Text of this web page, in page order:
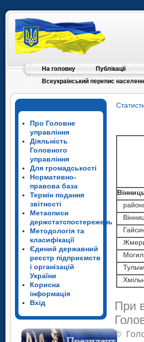
На головну Публікації
Всеукраїнський перепис
Про Головне
управління
Діяльність
Головного
управління
Для громадськості
Нормативно-
правова база
Термін подання
звітності
Метаописи
держстатспостережень
Методологія та
класифікації
Єдиний державний
реєстр підприємств
і організацій
України
Корисна
інформація
Вхід
При
©